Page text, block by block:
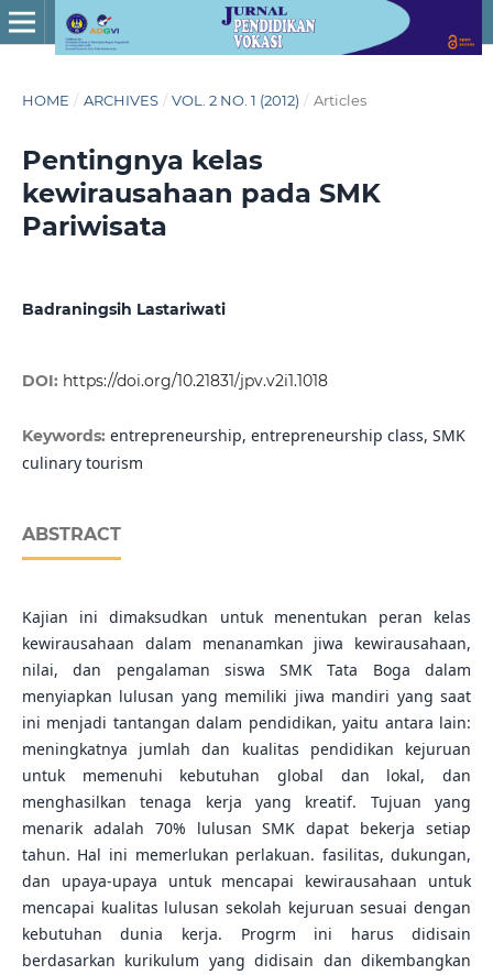
HOME / ARCHIVES / VOL. 2 NO. 1 (2012) / Articles
Pentingnya kelas
kewirausahaan pada SMK
Pariwisata
Badraningsih Lastariwati
DOI: https://doi.org/10.21831/jpv.v2i1.1018
Keywords: entrepreneurship, entrepreneurship class, SMK
culinary tourism
ABSTRACT
Kajian ini dimaksudkan untuk menentukan peran kelas
kewirausahaan dalam menanamkan jiwa kewirausahaan,
nilai, dan pengalaman siswa SMK Tata Boga dalam
menyiapkan lulusan yang memiliki jiwa mandiri yang saat
ini menjadi tantangan dalam pendidikan, yaitu antara lain:
meningkatnya jumlah dan kualitas pendidikan kejuruan
untuk memenuhi kebutuhan global dan lokal, dan
menghasilkan tenaga kerja yang kreatif. Tujuan yang
menarik adalah 70% lulusan SMK dapat bekerja setiap
tahun. Hal ini memerlukan perlakuan. fasilitas, dukungan,
dan upaya-upaya untuk mencapai kewirausahaan untuk
mencapai kualitas lulusan sekolah kejuruan sesuai dengan
kebutuhan dunia kerja. Progrm ini harus didisain
berdasarkan kurikulum yang didisain dan dikembangkan